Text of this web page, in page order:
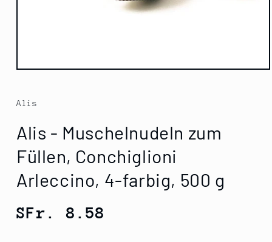
Medien
Modal
öffnen
Alis
Alis - Muschelnudeln zum
Füllen, Conchiglioni
Arleccino, 4-farbig, 500 g
Normaler
SFr. 8.58